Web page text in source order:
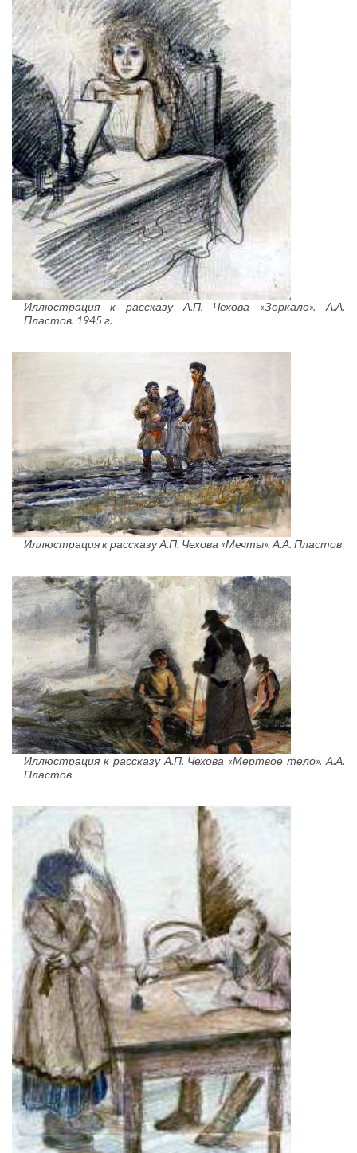
Иллюстрация к рассказу А.П. Чехова «Зеркало». А.А.
Пластов. 1945 г.
Иллюстрация к рассказу А.П. Чехова «Мечты». А.А. Пластов
Иллюстрация к рассказу А.П. Чехова «Мертвое тело». А.А.
Пластов